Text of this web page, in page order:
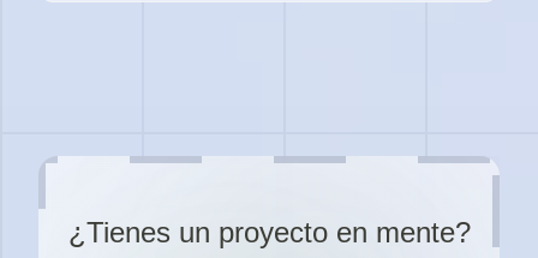
¿Tienes un proyecto en mente?